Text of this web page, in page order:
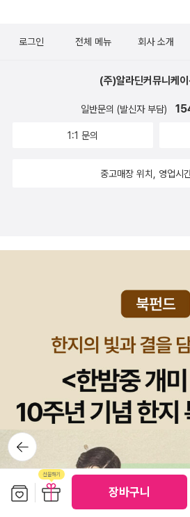
장바구니
뒤로가
기
로그인 전체 메뉴 회사 소개
(주)알라딘커뮤니케이
일반문의 (발신자 부담)
1:1 문의
중고매장 위치, 영업시